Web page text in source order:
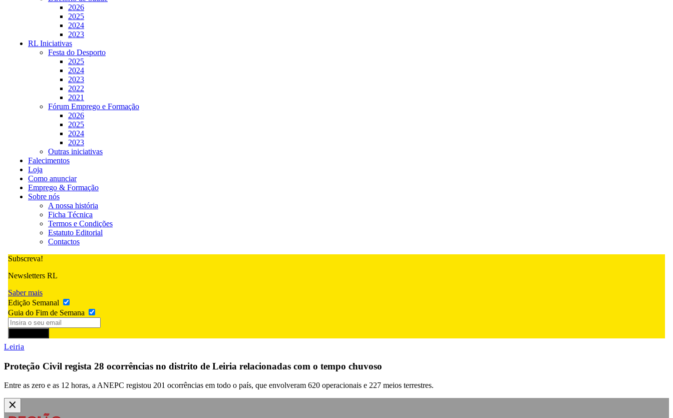
2026
2025
2024
2023
RL Iniciativas
Festa do Desporto
2025
2024
2023
2022
2021
Fórum Emprego e Formação
2026
2025
2024
2023
Outras iniciativas
Falecimentos
Loja
Como anunciar
Emprego & Formação
Sobre nós
A nossa história
Ficha Técnica
Termos e Condições
Estatuto Editorial
Contactos
Subscreva!
Newsletters RL
Saber mais
Edição Semanal
Guia do Fim de Semana
Leiria
Proteção Civil regista 28 ocorrências no distrito de Leiria relacionadas com o tempo chuvoso
Entre as zero e as 12 horas, a ANEPC registou 201 ocorrências em todo o país, que envolveram 620 operacionais e 227 meios terrestres.